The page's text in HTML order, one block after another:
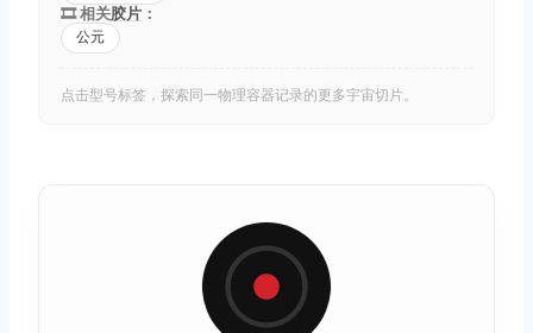
🎞️ 相关胶片 ：
公元
点击型号标签，探索同一物理容器记录的更多宇宙切片。